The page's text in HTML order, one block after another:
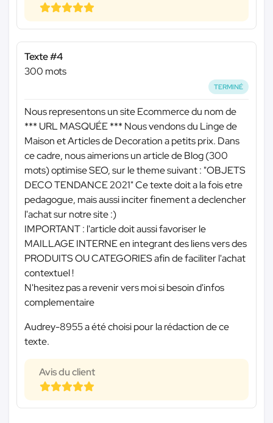
Texte #4
300 mots
TERMINÉ
Nous representons un site Ecommerce du nom de
*** URL MASQUÉE *** Nous vendons du Linge de
Maison et Articles de Decoration a petits prix. Dans
ce cadre, nous aimerions un article de Blog (300
mots) optimise SEO, sur le theme suivant : "OBJETS
DECO TENDANCE 2021" Ce texte doit a la fois etre
pedagogue, mais aussi inciter finement a declencher
l'achat sur notre site :)
IMPORTANT : l'article doit aussi favoriser le
MAILLAGE INTERNE en integrant des liens vers des
PRODUITS OU CATEGORIES afin de faciliter l'achat
contextuel !
N'hesitez pas a revenir vers moi si besoin d'infos
complementaire
Audrey-8955 a été choisi pour la rédaction de ce
texte.
Avis du client